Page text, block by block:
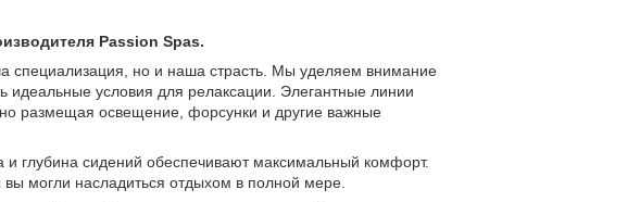
Passion Spas.
специализация, но и наша страсть. Мы уделяем внимание
идеальные условия для релаксации. Элегантные линии
размещая освещение, форсунки и другие важные
глубина сидений обеспечивают максимальный комфорт.
могли насладиться отдыхом в полной мере.